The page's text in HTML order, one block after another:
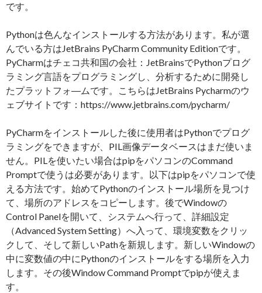
です。
Pythonは色んなインストールする方法があります。私が選
んでいる方はJetBrains PyCharm Community Editionです。
PyCharmはチェコ共和国の会社：JetBrainsでPythonプログ
ラミング言語をプログラミングし、分析するために開発し
たプラットフォ―ムです。こちらはJetBrains Pycharmのウ
ェブサイトです：https://www.jetbrains.com/pycharm/
PyCharmをインストールした後に使用者はPythonでプログ
ラミングをできますが、PIL画像データベースはまだ使いま
せん。PILを使いたい場合はpipをパソコンのCommand
Promptで使うは必要があります。以下はpipをパソコンで使
える方法です。始めてPythonのインストール場所を見つけ
て、場所のアドレスをコピーします。後でWindowの
Control Panelを開いて、システムへ行って、詳細設定
（Advanced System Setting）へ入って、環境変数をクリッ
クして、そして新しいPathを新規します。新しいWindowの
中に変数値の中にPythonのインストールをする場所を入力
します。その後Window Command Promptでpipが使えま
す。